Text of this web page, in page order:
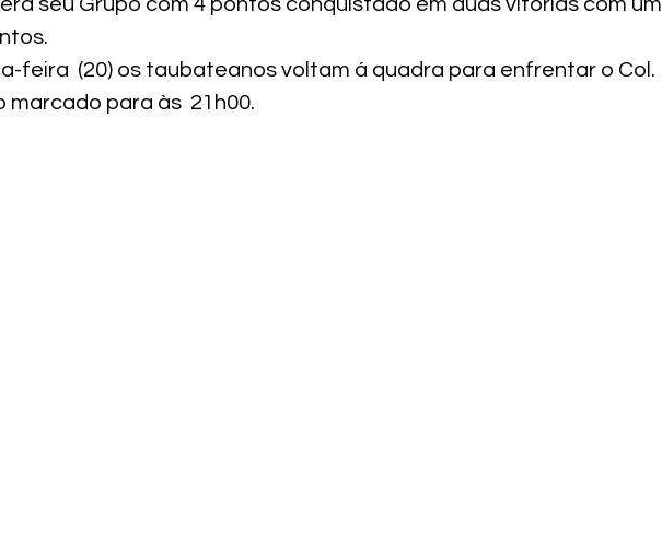
seu Grupo com 4 pontos conquistado em duas vitorias com um
feira  (20) os taubateanos voltam á quadra para enfrentar o Col.
marcado para às  21h00.